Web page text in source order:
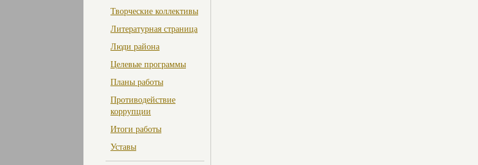
Творческие коллективы
Литературная страница
Люди района
Целевые программы
Планы работы
Противодействие
коррупции
Итоги работы
Уставы